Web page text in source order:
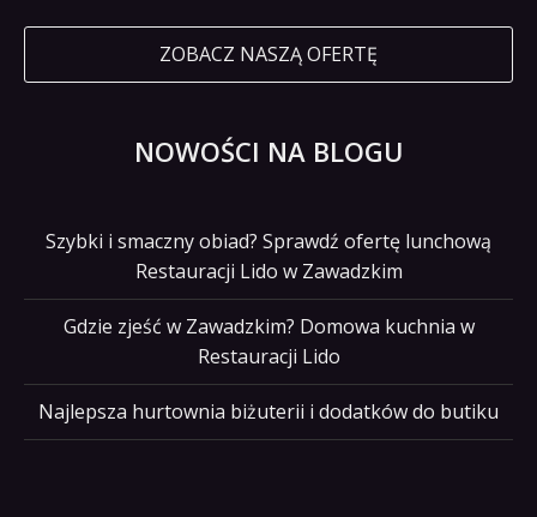
ZOBACZ NASZĄ OFERTĘ
NOWOŚCI NA BLOGU
Szybki i smaczny obiad? Sprawdź ofertę lunchową
Restauracji Lido w Zawadzkim
Gdzie zjeść w Zawadzkim? Domowa kuchnia w
Restauracji Lido
Najlepsza hurtownia biżuterii i dodatków do butiku